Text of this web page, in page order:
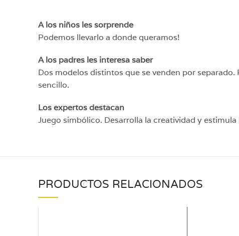
A los niños les sorprende
Podemos llevarlo a donde queramos!
A los padres les interesa saber
Dos modelos distintos que se venden por
sencillo.
Los expertos destacan
Juego simbólico. Desarrolla la creatividad y
PRODUCTOS RELACIONADOS